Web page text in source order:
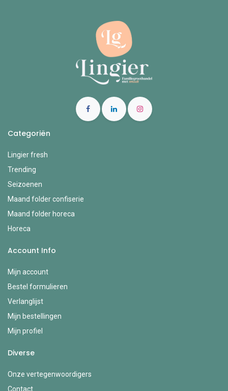
Categoriën
Lingier fresh
Trending
Seizoenen
Maand folder confiserie
Maand folder horeca
Horeca
Account Info
Mijn account
Bestel formulieren
Verlanglijst
Mijn bestellingen
Mijn profiel
Diverse
Onze vertegenwoordigers
Contact